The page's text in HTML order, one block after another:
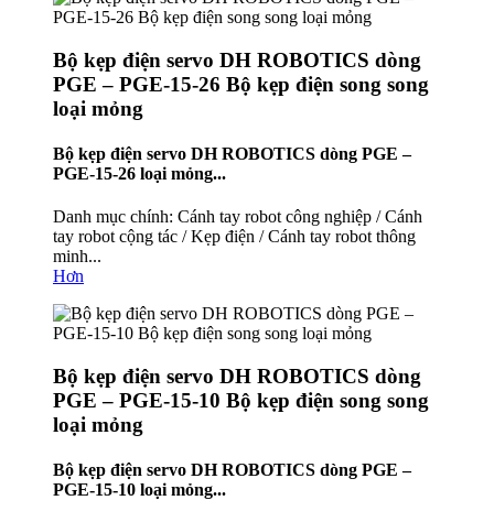
Bộ kẹp điện servo DH ROBOTICS dòng
PGE – PGE-15-26 Bộ kẹp điện song song
loại mỏng
Bộ kẹp điện servo DH ROBOTICS dòng PGE –
PGE-15-26 loại mỏng...
Danh mục chính: Cánh tay robot công nghiệp / Cánh
tay robot cộng tác / Kẹp điện / Cánh tay robot thông
minh...
Hơn
Bộ kẹp điện servo DH ROBOTICS dòng
PGE – PGE-15-10 Bộ kẹp điện song song
loại mỏng
Bộ kẹp điện servo DH ROBOTICS dòng PGE –
PGE-15-10 loại mỏng...